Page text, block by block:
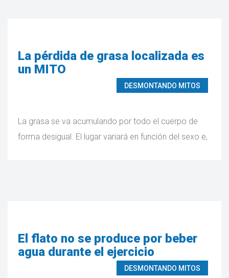
La pérdida de grasa localizada es
un MITO
DESMONTANDO MITOS
La grasa se va acumulando por todo el cuerpo de
forma desigual. El lugar variará en función del sexo e,
El flato no se produce por beber
agua durante el ejercicio
DESMONTANDO MITOS